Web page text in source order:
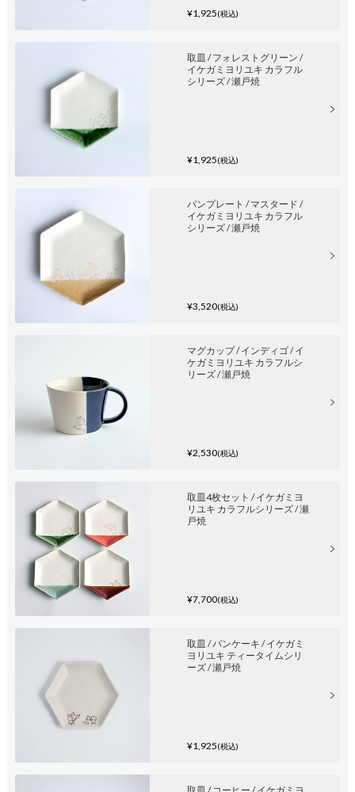
¥1,925(税込)
取皿 / フォレストグリーン /
イケガミヨリユキ カラフル
シリーズ / 瀬戸焼
¥1,925(税込)
パンプレート / マスタード /
イケガミヨリユキ カラフル
シリーズ / 瀬戸焼
¥3,520(税込)
マグカップ / インディゴ / イ
ケガミヨリユキ カラフルシ
リーズ / 瀬戸焼
¥2,530(税込)
取皿4枚セット / イケガミヨ
リユキ カラフルシリーズ / 瀬
戸焼
¥7,700(税込)
取皿 / パンケーキ / イケガミ
ヨリユキ ティータイムシリ
ーズ / 瀬戸焼
¥1,925(税込)